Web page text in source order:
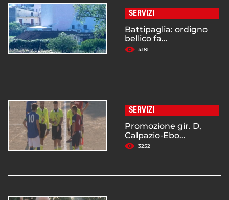
SERVIZI
Battipaglia: ordigno
bellico fa...
4181
SERVIZI
Promozione gir. D,
Calpazio-Ebo...
3252